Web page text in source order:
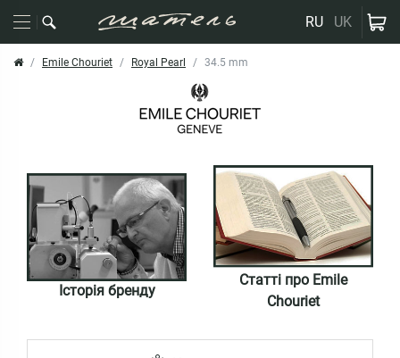
RU UK
Emile Chouriet Royal Pearl 34.5 mm
Історія бренду
Статті про Emile
Chouriet